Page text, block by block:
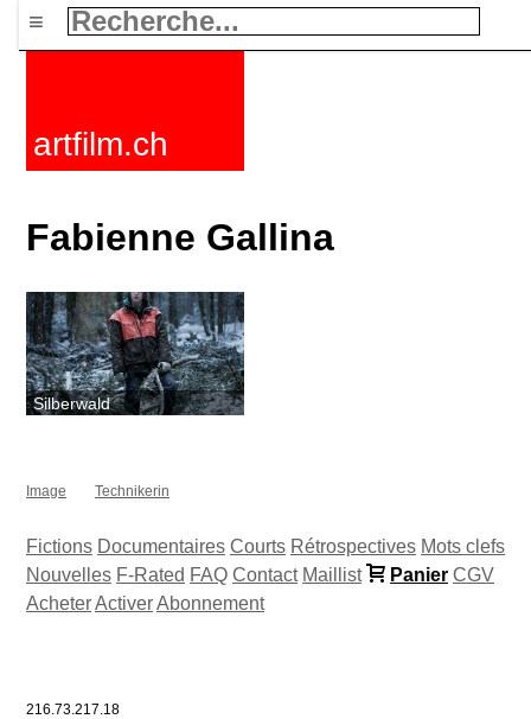
≡
artfilm.ch
Fabienne Gallina
Silberwald
Image Technikerin
Fictions Documentaires Courts Rétrospectives Mots clefs
Nouvelles F-Rated FAQ Contact Maillist Panier CGV
AcheterActiverAbonnement
216.73.217.18